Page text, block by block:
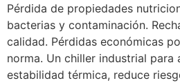
Pérdida de propiedades
bacterias y contaminación.
calidad. Pérdidas económicas
norma. Un chiller industrial para
estabilidad térmica, reduce